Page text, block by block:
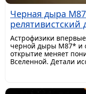
Черная дыра
релятивистский
Астрофизики
черной дыры M87* и
открытие меняет
Вселенной. Детали